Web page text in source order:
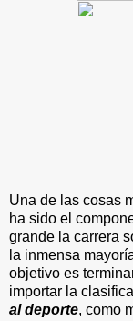
Una de las cosas
ha sido el
grande la carrera
la inmensa
objetivo es
importar la
al deporte, como